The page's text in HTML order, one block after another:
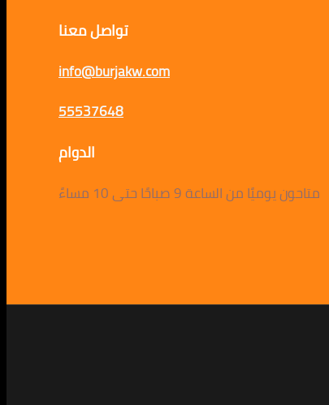
تواصل معنا
info@burjakw.com
55537648
الدوام
متاحون يوميًا من الساعة 9 صباحًا حتى 10 مساءً